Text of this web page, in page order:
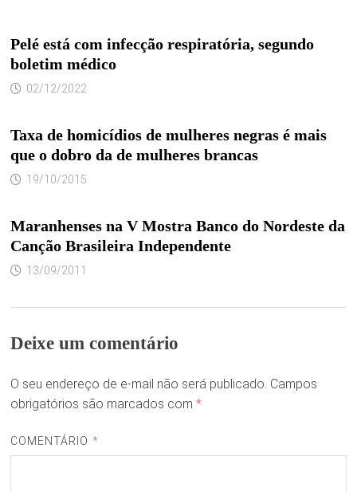
Pelé está com infecção respiratória, segundo
boletim médico
02/12/2022
Taxa de homicídios de mulheres negras é mais
que o dobro da de mulheres brancas
19/10/2015
Maranhenses na V Mostra Banco do Nordeste da
Canção Brasileira Independente
13/09/2011
Deixe um comentário
O seu endereço de e-mail não será publicado. Campos
obrigatórios são marcados com *
COMENTÁRIO *